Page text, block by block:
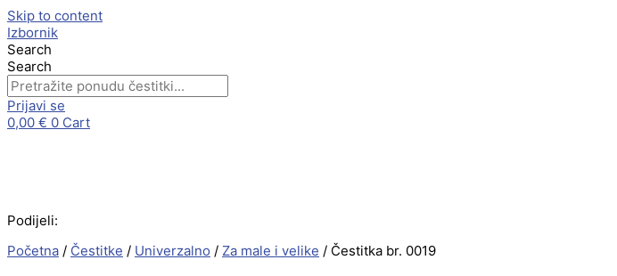
Skip to content
Izbornik
Search
Search
Prijavi se
0,00 € 0 Cart
Podijeli:
Početna / Čestitke / Univerzalno / Za male i velike / Čestitka br. 0019